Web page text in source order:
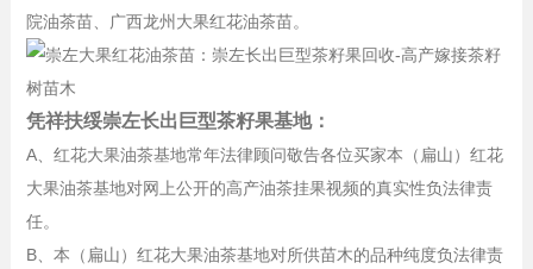
院油茶苗、广西龙州大果红花油茶苗。
凭祥扶绥崇左长出巨型茶籽果基地：
A、红花大果油茶基地常年法律顾问敬告各位买家本（扁山）红花
大果油茶基地对网上公开的高产油茶挂果视频的真实性负法律责
任。
B、本（扁山）红花大果油茶基地对所供苗木的品种纯度负法律责